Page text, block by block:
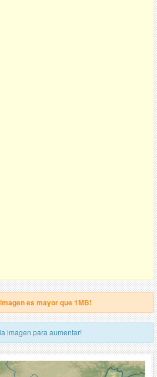
es mayor que 1MB!
imagen para aumentar!